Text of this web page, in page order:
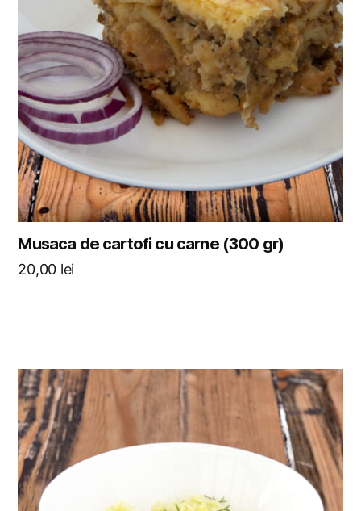
Musaca de cartofi cu carne (300 gr)
20,00 lei